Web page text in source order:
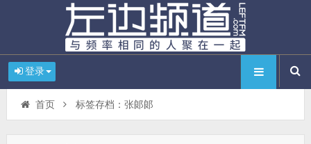
登录
首页 标签存档：张郞郞